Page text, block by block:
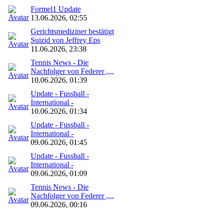
Formel1 Update
13.06.2026, 02:55
Gerichtsmediziner bestätigt
Suizid von Jeffrey Eps
11.06.2026, 23:38
Tennis News - Die
Nachfolger von Federer ,,,,
10.06.2026, 01:39
Update - Fussball -
International -
10.06.2026, 01:34
Update - Fussball -
International -
09.06.2026, 01:45
Update - Fussball -
International -
09.06.2026, 01:09
Tennis News - Die
Nachfolger von Federer ,,,,
09.06.2026, 00:16